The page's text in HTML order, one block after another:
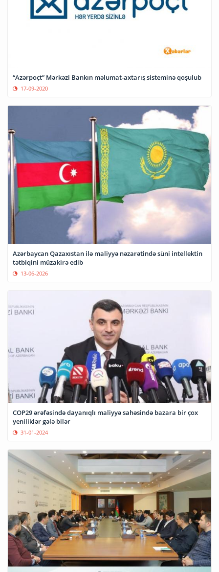
“Azərpoçt” Mərkəzi Bankın məlumat-axtarış sisteminə qoşulub
17-09-2020
Azərbaycan Qazaxıstan ilə maliyyə nəzarətində süni intellektin
tətbiqini müzakirə edib
13-06-2026
COP29 ərəfəsində dayanıqlı maliyyə sahəsində bazara bir çox
yeniliklər gələ bilər
31-01-2024